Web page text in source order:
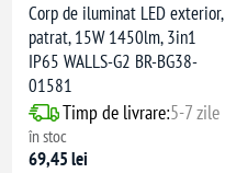
Corp de iluminat LED exterior,
patrat, 15W 1450lm, 3in1
IP65 WALLS-G2 BR-BG38-
01581
Timp de livrare:5-7 zile
în stoc
69,45 lei